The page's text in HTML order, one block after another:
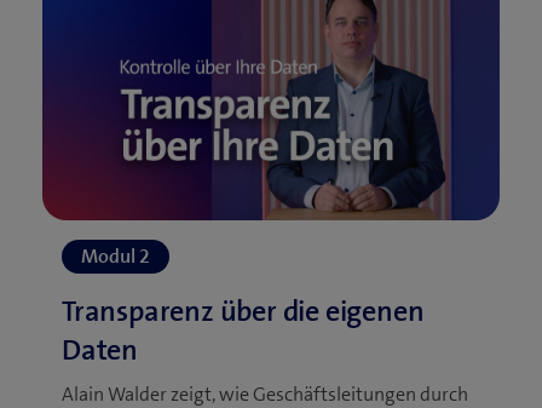
Alain Walder zeigt, wie Geschäftsleitungen durch